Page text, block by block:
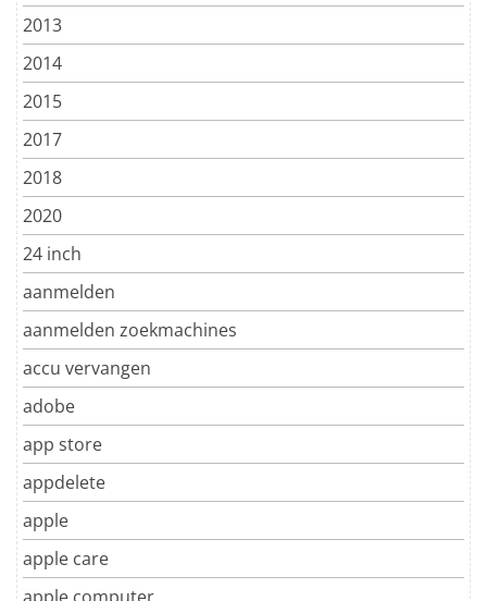
2013
2014
2015
2017
2018
2020
24 inch
aanmelden
aanmelden zoekmachines
accu vervangen
adobe
app store
appdelete
apple
apple care
apple computer